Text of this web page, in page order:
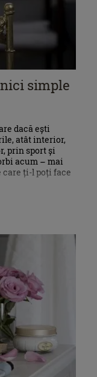
simple
dacă ești
atât interior,
prin sport și
acum – mai
ți-l poți face